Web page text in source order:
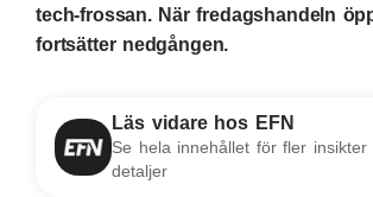
tech-frossan. När fredagshandeln
fortsätter nedgången.
Läs vidare hos EFN
Se hela innehållet för fler insikter
detaljer